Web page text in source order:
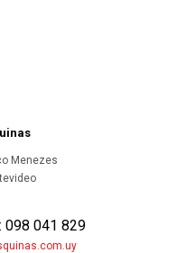
Menezes
098 041 829